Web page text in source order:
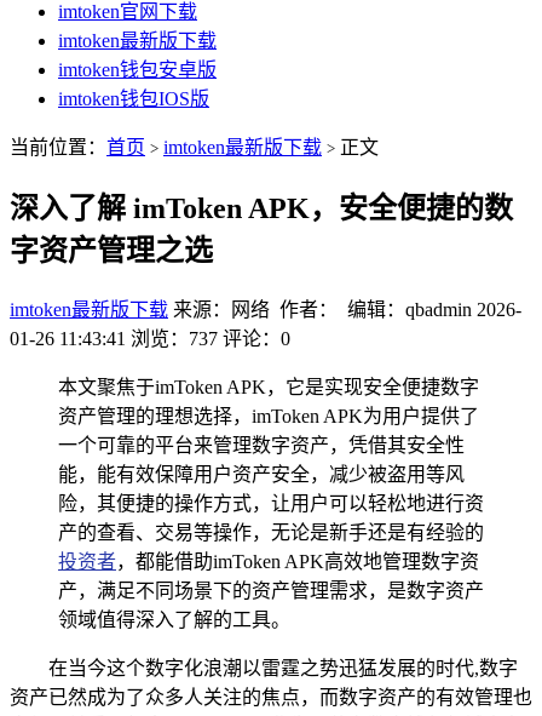
imtoken官网下载
imtoken最新版下载
imtoken钱包安卓版
imtoken钱包IOS版
当前位置： 首页 > imtoken最新版下载 > 正文
深入了解 imToken APK，安全便捷的数
字资产管理之选
imtoken最新版下载 来源：网络 作者： 编辑：qbadmin 2026-
01-26 11:43:41 浏览：737 评论：0
本文聚焦于imToken APK，它是实现安全便捷数字
资产管理的理想选择，imToken APK为用户提供了
一个可靠的平台来管理数字资产，凭借其安全性
能，能有效保障用户资产安全，减少被盗用等风
险，其便捷的操作方式，让用户可以轻松地进行资
产的查看、交易等操作，无论是新手还是有经验的
投资者，都能借助imToken APK高效地管理数字资
产，满足不同场景下的资产管理需求，是数字资产
领域值得深入了解的工具。
在当今这个数字化浪潮以雷霆之势迅猛发展的时代,数字
资产已然成为了众多人关注的焦点，而数字资产的有效管理也